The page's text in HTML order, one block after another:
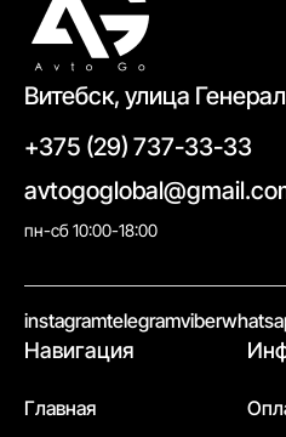
Витебск, улица
+375 (29) 737-33-33
пн-сб 10:00-18:00
instagramtelegramviber
Навигация
Главная